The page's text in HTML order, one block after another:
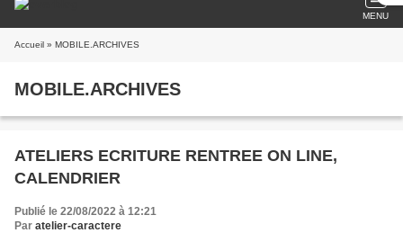
MENU
Accueil » MOBILE.ARCHIVES
MOBILE.ARCHIVES
ATELIERS ECRITURE RENTREE ON LINE,
CALENDRIER
Publié le 22/08/2022 à 12:21
Par atelier-caractere